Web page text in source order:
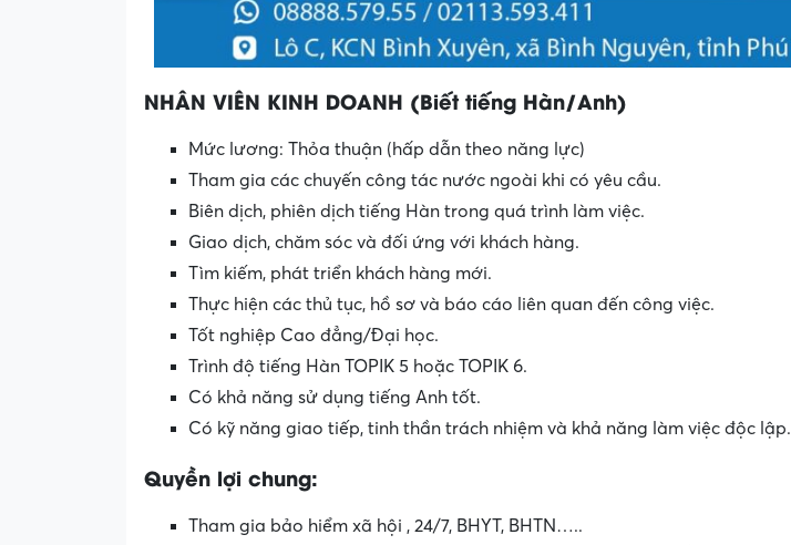
NHÂN VIÊN KINH DOANH (Biết tiếng Hàn/Anh)
Mức lương: Thỏa thuận (hấp dẫn theo năng lực)
Tham gia các chuyến công tác nước ngoài khi có yêu cầu.
Biên dịch, phiên dịch tiếng Hàn trong quá trình làm việc.
Giao dịch, chăm sóc và đối ứng với khách hàng.
Tìm kiếm, phát triển khách hàng mới.
Thực hiện các thủ tục, hồ sơ và báo cáo liên quan đến công việc.
Tốt nghiệp Cao đẳng/Đại học.
Trình độ tiếng Hàn TOPIK 5 hoặc TOPIK 6.
Có khả năng sử dụng tiếng Anh tốt.
Có kỹ năng giao tiếp, tinh thần trách nhiệm và khả năng làm việc độc lập.
Quyền lợi chung:
Tham gia bảo hiểm xã hội , 24/7, BHYT, BHTN…..